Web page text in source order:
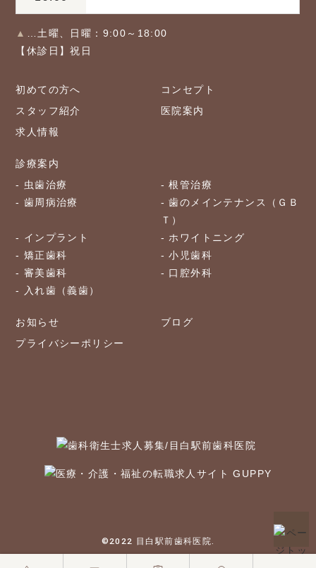
▲ …土曜、日曜：9:00～18:00
【休診日】祝日
初めての方へ
コンセプト
スタッフ紹介
医院案内
求人情報
診療案内
虫歯治療
根管治療
歯周病治療
歯のメインテナンス（ＧＢ
Ｔ）
インプラント
ホワイトニング
矯正歯科
小児歯科
審美歯科
口腔外科
入れ歯（義歯）
お知らせ
ブログ
プライバシーポリシー
©2022 目白駅前歯科医院.